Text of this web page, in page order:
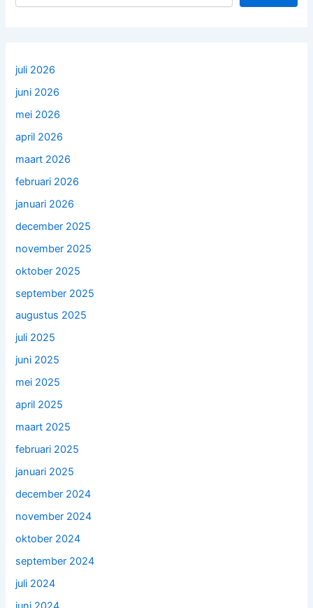
juli 2026
juni 2026
mei 2026
april 2026
maart 2026
februari 2026
januari 2026
december 2025
november 2025
oktober 2025
september 2025
augustus 2025
juli 2025
juni 2025
mei 2025
april 2025
maart 2025
februari 2025
januari 2025
december 2024
november 2024
oktober 2024
september 2024
juli 2024